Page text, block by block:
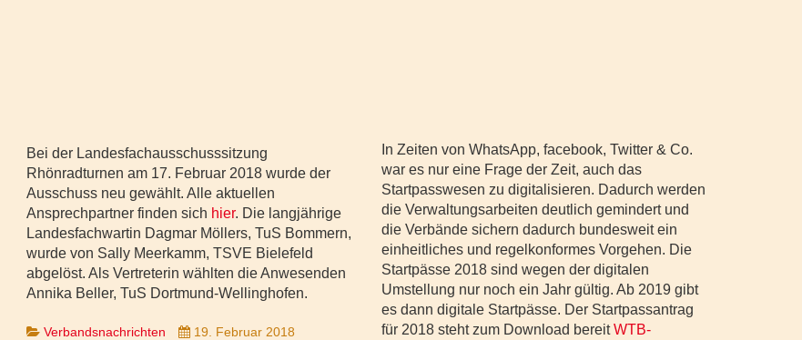
Bei der Landesfachausschusssitzung
Rhönradturnen am 17. Februar 2018 wurde der
Ausschuss neu gewählt. Alle aktuellen
Ansprechpartner finden sich hier. Die langjährige
Landesfachwartin Dagmar Möllers, TuS Bommern,
wurde von Sally Meerkamm, TSVE Bielefeld
abgelöst. Als Vertreterin wählten die Anwesenden
Annika Beller, TuS Dortmund-Wellinghofen.
Verbandsnachrichten 19. Februar 2018
In Zeiten von WhatsApp, facebook, Twitter & Co.
war es nur eine Frage der Zeit, auch das
Startpasswesen zu digitalisieren. Dadurch werden
die Verwaltungsarbeiten deutlich gemindert und
die Verbände sichern dadurch bundesweit ein
einheitliches und regelkonformes Vorgehen. Die
Startpässe 2018 sind wegen der digitalen
Umstellung nur noch ein Jahr gültig. Ab 2019 gibt
es dann digitale Startpässe. Der Startpassantrag
für 2018 steht zum Download bereitWTB-